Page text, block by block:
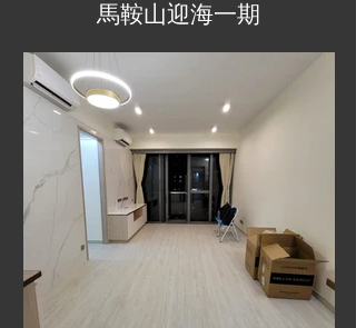
馬鞍山迎海一期